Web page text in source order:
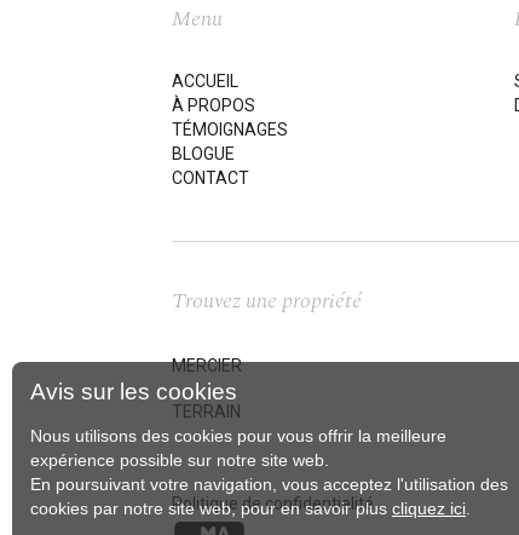
Menu
ACCUEIL
À PROPOS
TÉMOIGNAGES
BLOGUE
CONTACT
Trouvez une propriété
MERCIER
TERRAIN
Politique de confidentialité
Avis sur les cookies
Nous utilisons des cookies pour vous offrir la meilleure
expérience possible sur notre site web.
En poursuivant votre navigation, vous acceptez l'utilisation des
cookies par notre site web, pour en savoir plus cliquez ici